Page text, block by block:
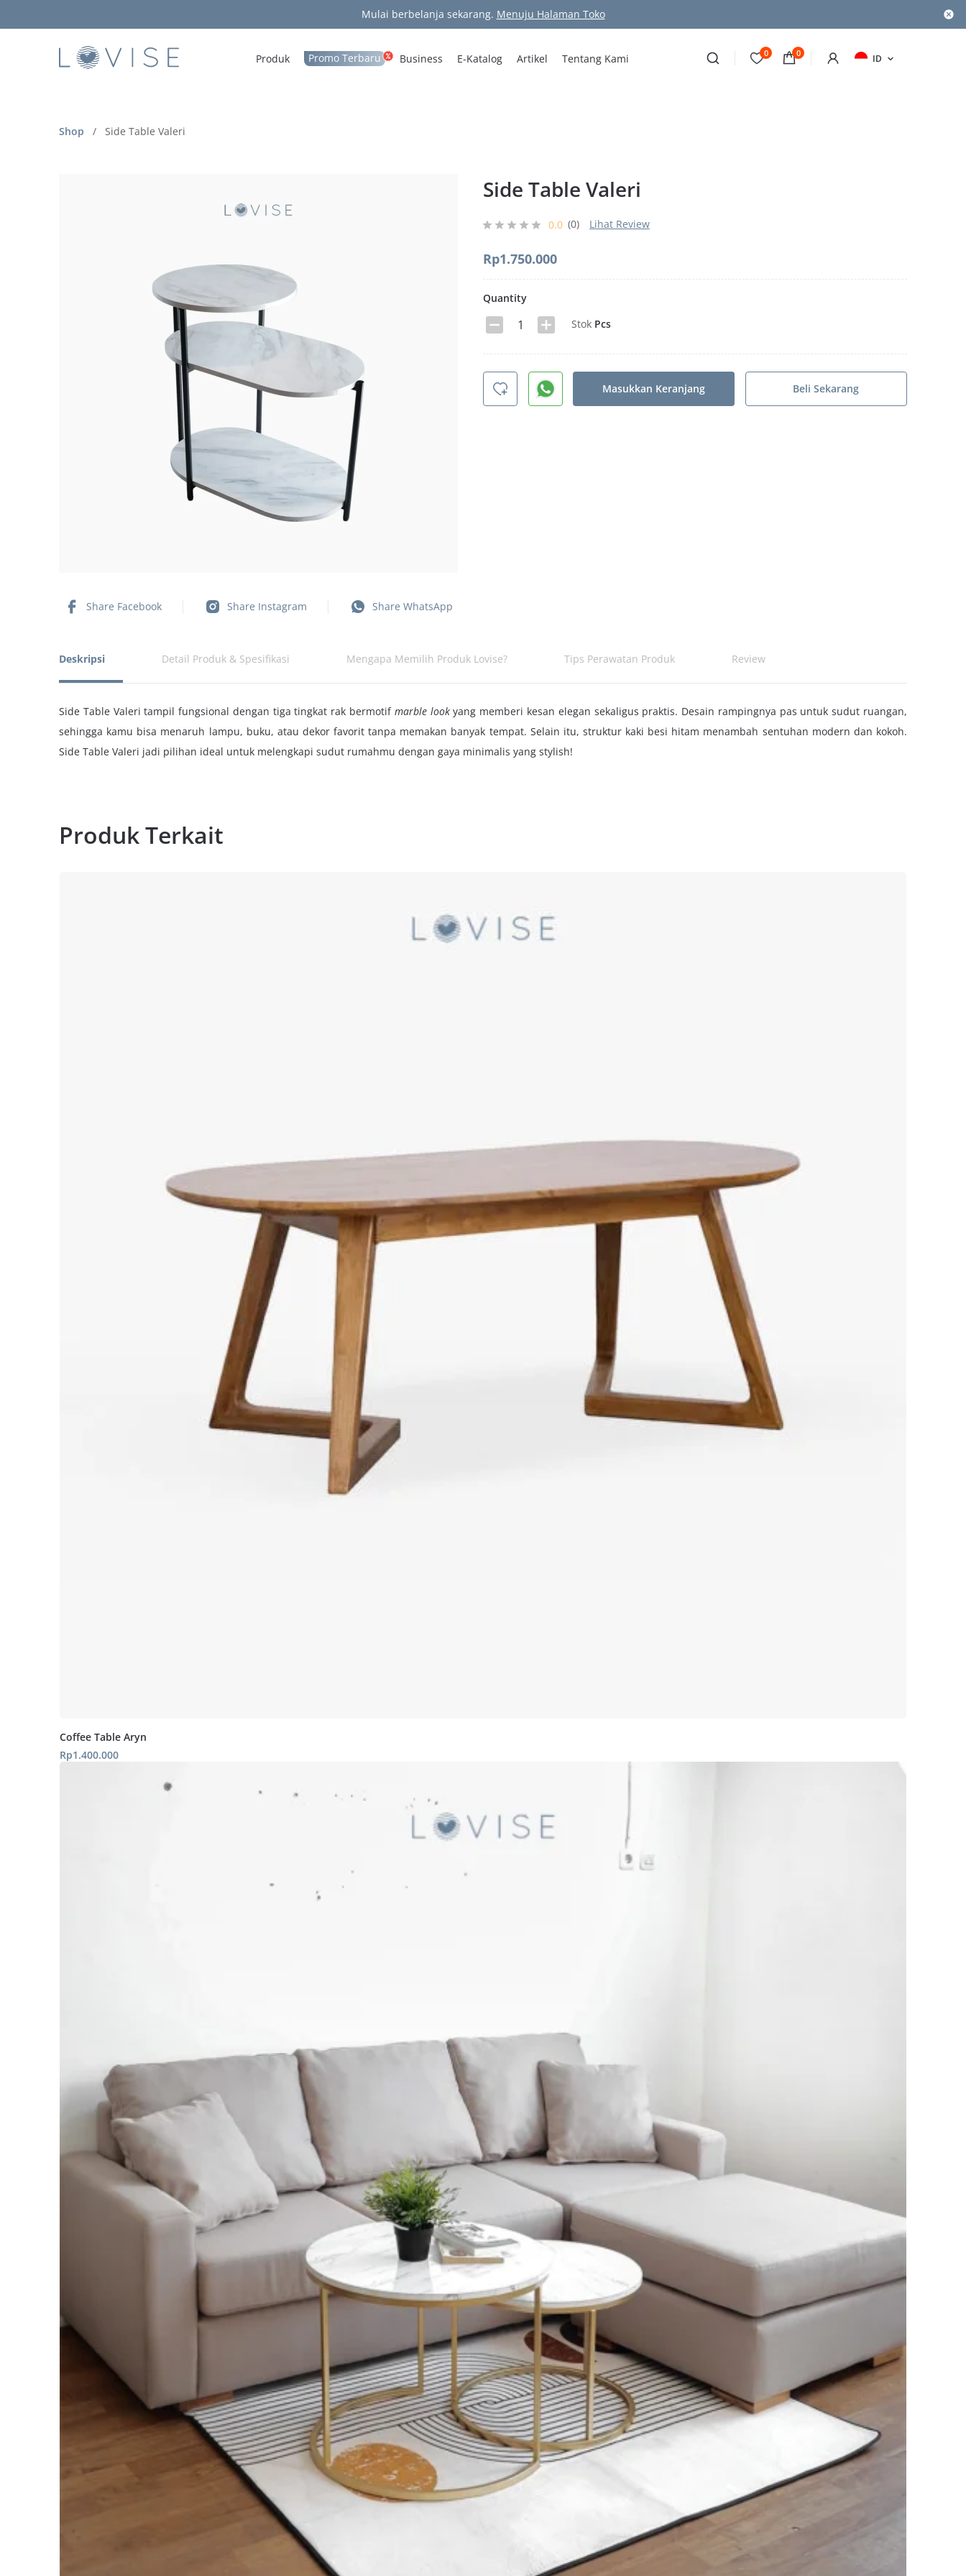
Mulai berbelanja sekarang. Menuju Halaman Toko
Produk Promo Terbaru Business E-Katalog Artikel Tentang Kami 0 0 ID
Shop / Side Table Valeri
Share Facebook Share Instagram Share WhatsApp
Side Table Valeri
0.0 (0) Lihat Review
Rp1.750.000
Quantity
Stok Pcs
Masukkan Keranjang Beli Sekarang
Deskripsi Detail Produk & Spesifikasi Mengapa Memilih Produk Lovise? Tips Perawatan Produk Review
Side Table Valeri tampil fungsional dengan tiga tingkat rak bermotif marble lookyang memberi kesan elegan sekaligus praktis. Desain rampingnya pas untuk sudut ruangan,
sehingga kamu bisa menaruh lampu, buku, atau dekor favorit tanpa memakan banyak tempat. Selain itu, struktur kaki besi hitam menambah sentuhan modern dan kokoh.
Side Table Valeri jadi pilihan ideal untuk melengkapi sudut rumahmu dengan gaya minimalis yang stylish!
Produk Terkait
Coffee Table Aryn
Rp1.400.000